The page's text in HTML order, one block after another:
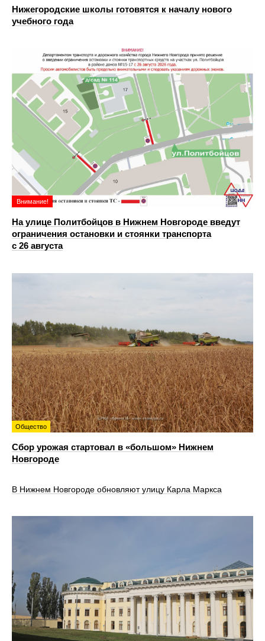
Нижегородские школы готовятся к началу нового
учебного года
Внимание!
На улице Политбойцов в Нижнем Новгороде введут
ограничения остановки и стоянки транспорта
с 26 августа
Общество
Сбор урожая стартовал в «большом» Нижнем
Новгороде
В Нижнем Новгороде обновляют улицу Карла Маркса